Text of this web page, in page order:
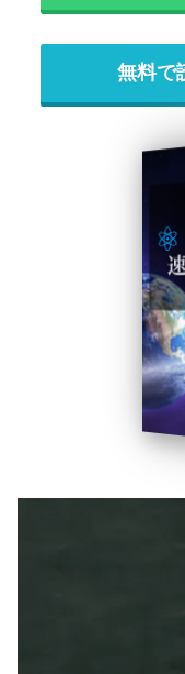
無料で